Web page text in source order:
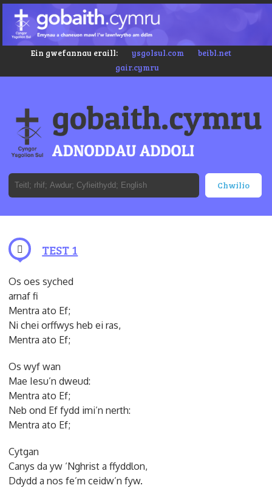
Ein gwefannau eraill: ysgolsul.com
beibl.net
gair.cymru
TEST 1
Os oes syched
arnaf fi
Mentra ato Ef;
Ni chei orffwys heb ei ras,
Mentra ato Ef;
Os wyf wan
Mae Iesu’n dweud:
Mentra ato Ef;
Neb ond Ef fydd imi’n nerth:
Mentra ato Ef;
Cytgan
Canys da yw ‘Nghrist a ffyddlon,
Ddydd a nos fe’m ceidw’n fyw.